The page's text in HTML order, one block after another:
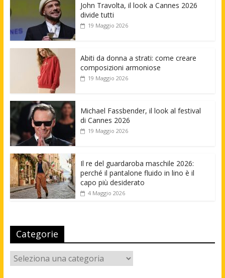
John Travolta, il look a Cannes 2026
divide tutti
19 Maggio 2026
Abiti da donna a strati: come creare
composizioni armoniose
19 Maggio 2026
Michael Fassbender, il look al festival
di Cannes 2026
19 Maggio 2026
Il re del guardaroba maschile 2026:
perché il pantalone fluido in lino è il
capo più desiderato
4 Maggio 2026
Categorie
Categorie